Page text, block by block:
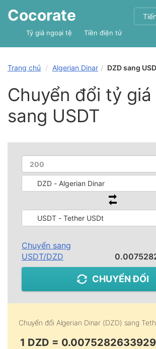
Cocorate
Tỷ giá ngoại tệ Tiền điện tử
Trang chủ Algerian Dinar DZD sang
Chuyển đổi tỷ giá
sang USDT
DZD - Algerian Dinar
USDT - Tether USDt
Chuyển sang
USDT/DZD
CHUYỂN ĐỔI
Chuyển đổi Algerian Dinar (DZD) sang
1 DZD =